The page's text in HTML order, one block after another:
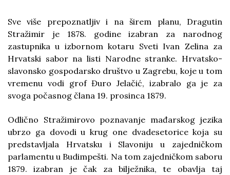
Sve više prepoznatljiv i na širem planu, Dragutin
Stražimir je 1878. godine izabran za narodnog
zastupnika u izbornom kotaru Sveti Ivan Zelina za
Hrvatski sabor na listi Narodne stranke. Hrvatsko-
slavonsko gospodarsko društvo u Zagrebu, koje u tom
vremenu vodi grof Đuro Jelačić, izabralo ga je za
svoga počasnog člana 19. prosinca 1879.
Odlično Stražimirovo poznavanje mađarskog jezika
ubrzo ga dovodi u krug one dvadesetorice koja su
predstavljala Hrvatsku i Slavoniju u zajedničkom
parlamentu u Budimpešti. Na tom zajedničkom saboru
1879. izabran je čak za bilježnika, te obavlja taj